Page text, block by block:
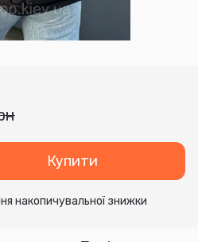
Купити
накопичувальної знижки